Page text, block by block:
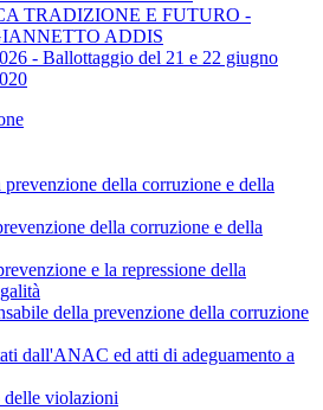
TRADIZIONE E FUTURO -
ADDIS
- Ballottaggio del 21 e 22 giugno
della corruzione e della
della corruzione e della
e la repressione della
della prevenzione della corruzione
dall'ANAC ed atti di adeguamento a
delle violazioni